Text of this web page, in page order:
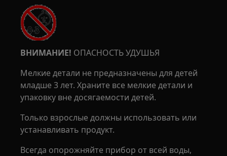
ВНИМАНИЕ! ОПАСНОСТЬ УДУШЬЯ
Мелкие детали не предназначены для детей
младше 3 лет. Храните все мелкие детали и
упаковку вне досягаемости детей.
Только взрослые должны использовать или
устанавливать продукт.
Всегда опорожняйте прибор от всей воды,